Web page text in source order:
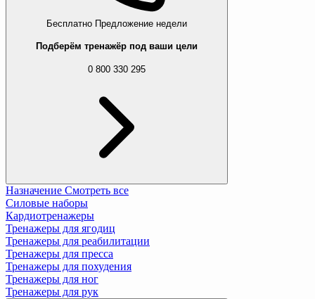
Бесплатно Предложение недели
Подберём тренажёр под ваши цели
0 800 330 295
Назначение Смотреть все
Силовые наборы
Кардиотренажеры
Тренажеры для ягодиц
Тренажеры для реабилитации
Тренажеры для пресса
Тренажеры для похудения
Тренажеры для ног
Тренажеры для рук